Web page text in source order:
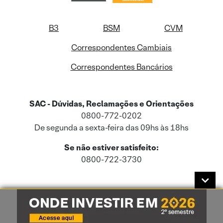
B3 BSM
CVM
Correspondentes Cambiais
Correspondentes Bancários
SAC - Dúvidas, Reclamações e Orientações
0800-772-0202
De segunda a sexta-feira das 09hs às 18hs
Se não estiver satisfeito:
0800-722-3730
Este site usa cookies e dados pessoais de acordo com a nossaPolítica de
Cookies
e a nossaPolítica de Privacidade.